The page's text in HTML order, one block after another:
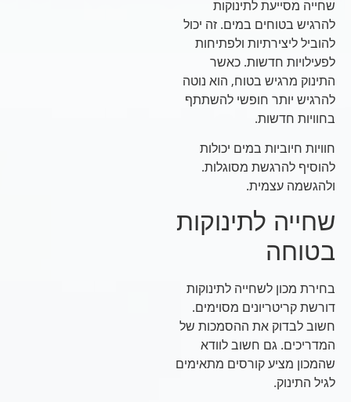
שחייה מסייעת לתינוקות
להרגיש בטוחים במים. זה יכול
להוביל ליצירתיות ולפתיחות
לפעילויות חדשות. כאשר
התינוק מרגיש בטוח, הוא נוטה
להרגיש יותר חופשי להשתתף
בחוויות חדשות.
חוויות חיוביות במים יכולות
להוסיף להרגשת מסוגלות.
ולהגשמה עצמית.
שחייה לתינוקות
בטוחה
בחירת מכון לשחייה לתינוקות
דורשת קריטריונים מסוימים.
חשוב לבדוק את ההסמכות של
המדריכים. גם חשוב לוודא
שהמכון מציע קורסים מתאימים
לגיל התינוק.